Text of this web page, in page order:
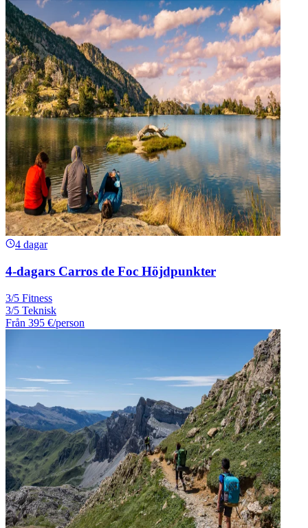
4 dagar
4-dagars Carros de Foc Höjdpunkter
3/5 Fitness
3/5 Teknisk
Från 395 €/person